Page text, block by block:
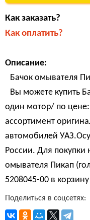
Как заказать?
Как оплатить?
Описание:
Бачок омывателя
Вы можете купить
один мотор/ по цене:
ассортимент
автомобилей
России. Для
омывателя Пикап
5208045-00 в
Поделиться в соцсетях: